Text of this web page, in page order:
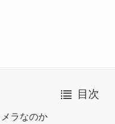
目次
ラなのか